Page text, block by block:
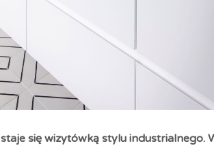
się wizytówką stylu